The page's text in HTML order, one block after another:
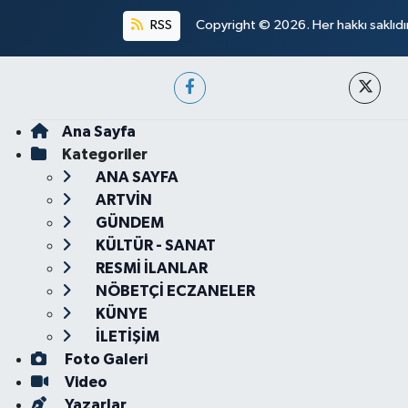
RSS Copyright © 2026. Her hakkı
Ana Sayfa
Kategoriler
ANA SAYFA
ARTVİN
GÜNDEM
KÜLTÜR - SANAT
RESMİ İLANLAR
NÖBETÇİ ECZANELER
KÜNYE
İLETİŞİM
Foto Galeri
Video
Yazarlar